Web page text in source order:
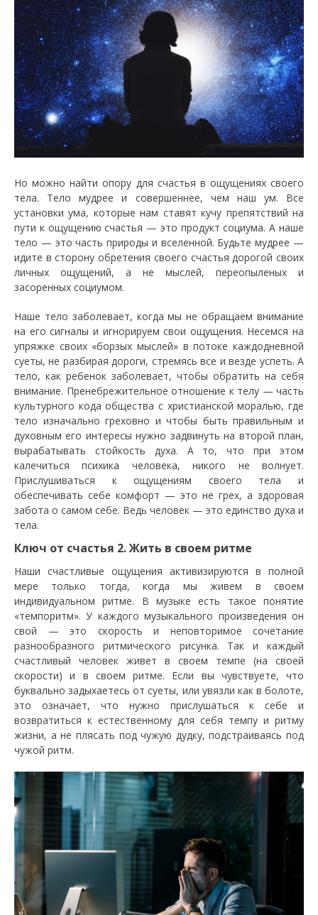
Но можно найти опору для счастья в ощущениях своего
тела. Тело мудрее и совершеннее, чем наш ум. Все
установки ума, которые нам ставят кучу препятствий на
пути к ощущению счастья — это продукт социума. А наше
тело — это часть природы и вселенной. Будьте мудрее —
идите в сторону обретения своего счастья дорогой своих
личных ощущений, а не мыслей, переопыленых и
засоренных социумом.
Наше тело заболевает, когда мы не обращаем внимание
на его сигналы и игнорируем свои ощущения. Несемся на
упряжке своих «борзых мыслей» в потоке каждодневной
суеты, не разбирая дороги, стремясь все и везде успеть. А
тело, как ребенок заболевает, чтобы обратить на себя
внимание. Пренебрежительное отношение к телу — часть
культурного кода общества с христианской моралью, где
тело изначально греховно и чтобы быть правильным и
духовным его интересы нужно задвинуть на второй план,
вырабатывать стойкость духа. А то, что при этом
калечиться психика человека, никого не волнует.
Прислушиваться к ощущениям своего тела и
обеспечивать себе комфорт — это не грех, а здоровая
забота о самом себе. Ведь человек — это единство духа и
тела.
Ключ от счастья 2. Жить в своем ритме
Наши счастливые ощущения активизируются в полной
мере только тогда, когда мы живем в своем
индивидуальном ритме. В музыке есть такое понятие
«темпоритм». У каждого музыкального произведения он
свой — это скорость и неповторимое сочетание
разнообразного ритмического рисунка. Так и каждый
счастливый человек живет в своем темпе (на своей
скорости) и в своем ритме. Если вы чувствуете, что
буквально задыхаетесь от суеты, или увязли как в болоте,
это означает, что нужно прислушаться к себе и
возвратиться к естественному для себя темпу и ритму
жизни, а не плясать под чужую дудку, подстраиваясь под
чужой ритм.